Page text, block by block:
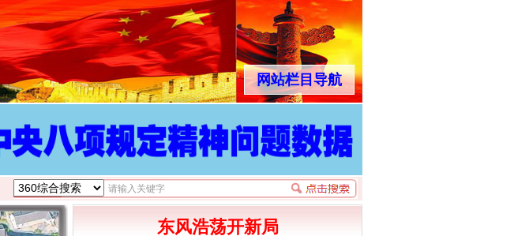
网站栏目导航
东风浩荡开新局